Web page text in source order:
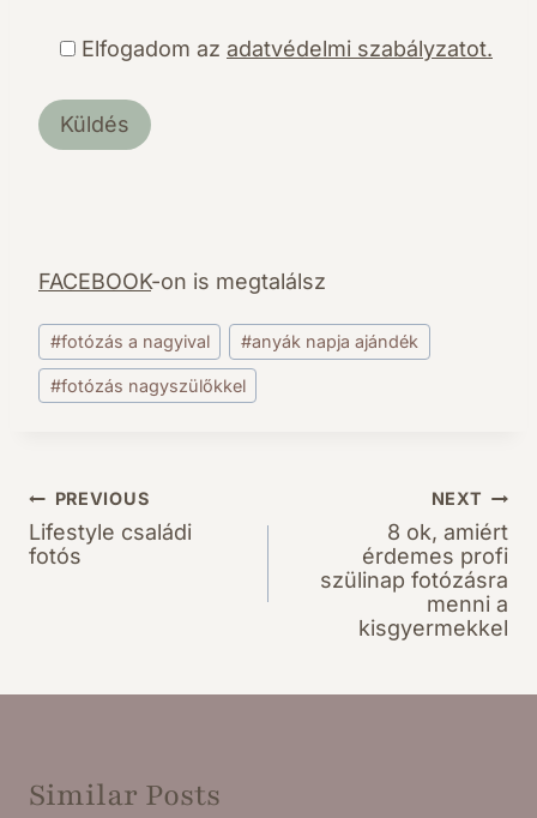
Elfogadom az adatvédelmi szabályzatot.
n
t
i
v
e
FACEBOOK-on is megtalálsz
Post
Tags:
#fotózás a nagyival #anyák napja ajándék
#fotózás nagyszülőkkel
Bejegyzés
navigáció
PREVIOUS
Lifestyle családi
fotós
NEXT
8 ok, amiért
érdemes profi
szülinap fotózásra
menni a
kisgyermekkel
Similar Posts